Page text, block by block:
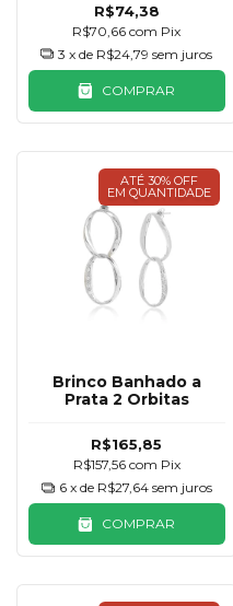
R$74,38
R$70,66com Pix
3 x de R$24,79 sem juros
COMPRAR
ATÉ 30% OFF
EM QUANTIDADE
Brinco Banhado a
Prata 2 Orbitas
R$165,85
R$157,56 com Pix
6 x de R$27,64 sem juros
COMPRAR